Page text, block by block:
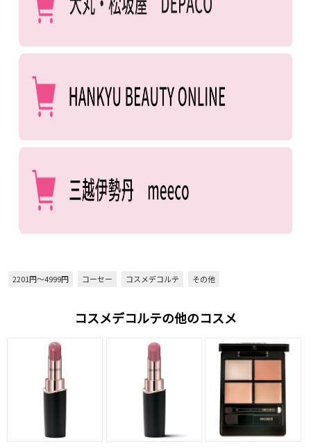
2201円～4999円 コーセー コスメデコルテ その他
コスメデコルテの他のコスメ